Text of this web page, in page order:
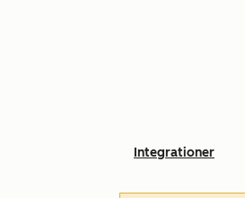
Integrationer